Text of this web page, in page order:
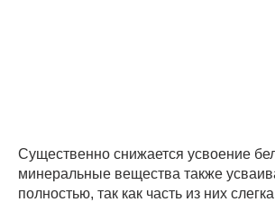
Существенно снижается усвоение
минеральные вещества также
полностью, так как часть из них